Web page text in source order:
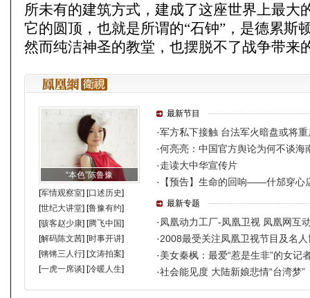
所未有的建筑方式，建成了这座世界上最大
它的圆顶，也就是所谓的“石钟”，是德累斯
然而纯洁神圣的教堂，也摆脱不了战争带来